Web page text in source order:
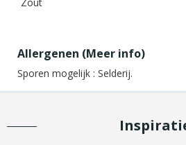
Allergenen (Meer info)
Sporen mogelijk : Selderij.